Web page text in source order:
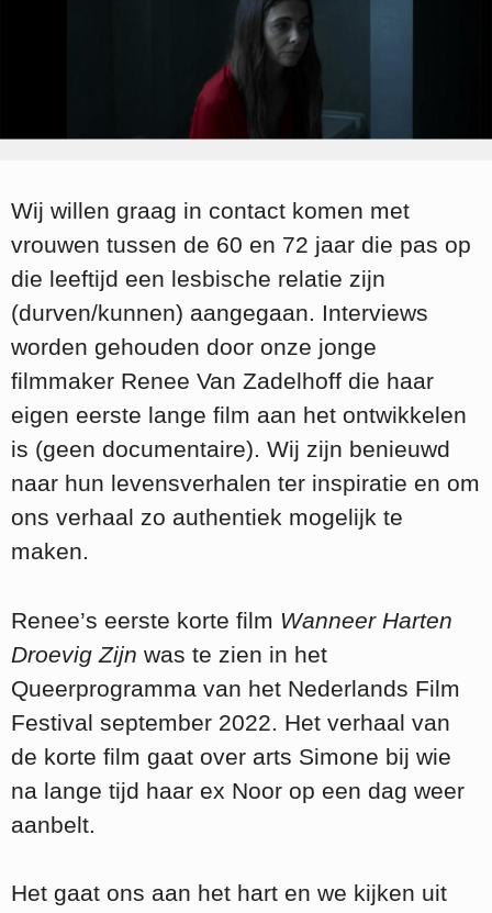
Wij willen graag in contact komen met
vrouwen tussen de 60 en 72 jaar die pas op
die leeftijd een lesbische relatie zijn
(durven/kunnen) aangegaan. Interviews
worden gehouden door onze jonge
filmmaker Renee Van Zadelhoff die haar
eigen eerste lange film aan het ontwikkelen
is (geen documentaire). Wij zijn benieuwd
naar hun levensverhalen ter inspiratie en om
ons verhaal zo authentiek mogelijk te
maken.
Renee’s eerste korte film Wanneer Harten
Droevig Zijn was te zien in het
Queerprogramma van het Nederlands Film
Festival september 2022. Het verhaal van
de korte film gaat over arts Simone bij wie
na lange tijd haar ex Noor op een dag weer
aanbelt.
Het gaat ons aan het hart en we kijken uit